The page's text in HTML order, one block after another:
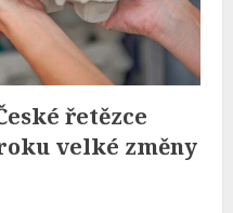
řetězce
velké změny